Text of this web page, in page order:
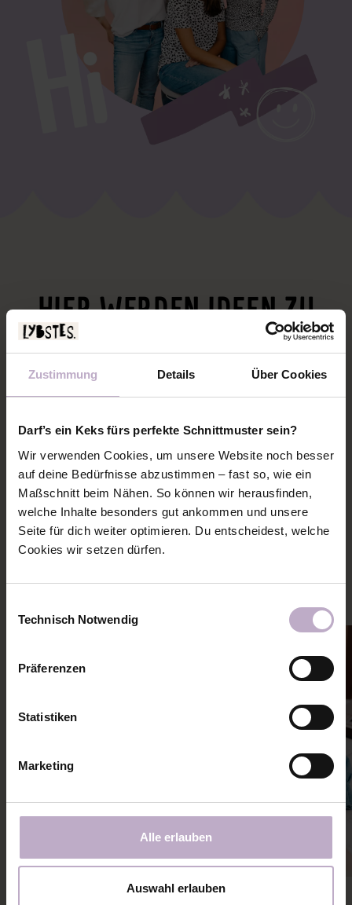
Zustimmung Details Über Cookies
Darf’s ein Keks fürs perfekte Schnittmuster sein?
Wir verwenden Cookies, um unsere Website noch besser
auf deine Bedürfnisse abzustimmen – fast so, wie ein
Maßschnitt beim Nähen. So können wir herausfinden,
welche Inhalte besonders gut ankommen und unsere
Seite für dich weiter optimieren. Du entscheidest, welche
Cookies wir setzen dürfen.
Technisch Notwendig
Präferenzen
Statistiken
Marketing
Alle erlauben
Auswahl erlauben
HIER WERDEN IDEEN ZU
SCHNITTMUSTERN